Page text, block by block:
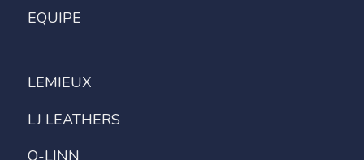
EQUIPE
LEMIEUX
LJ LEATHERS
Q-LINN